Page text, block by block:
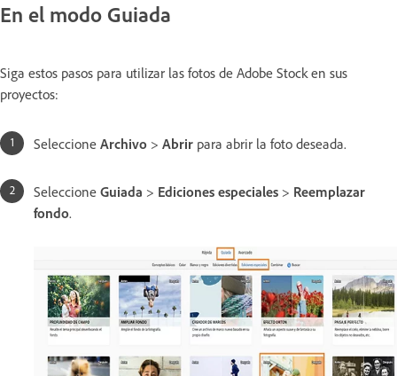
En el modo Guiada
Siga estos pasos para utilizar las fotos de Adobe Stock en sus
proyectos:
Seleccione Archivo > Abrir para abrir la foto deseada.
Seleccione Guiada > Ediciones especiales > Reemplazar
fondo.